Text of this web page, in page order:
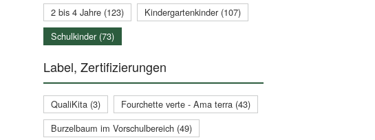
2 bis 4 Jahre (123)
Kindergartenkinder (107)
Schulkinder (73)
Label, Zertifizierungen
QualiKita (3)
Fourchette verte - Ama terra (43)
Burzelbaum im Vorschulbereich (49)